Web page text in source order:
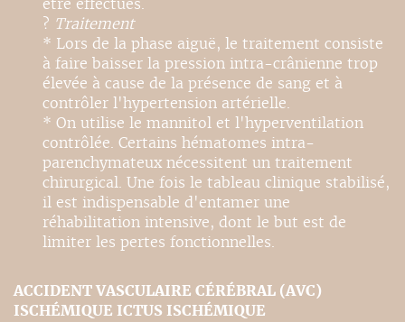
être effectués.
? Traitement
* Lors de la phase aiguë, le traitement consiste
à faire baisser la pression intra-crânienne trop
élevée à cause de la présence de sang et à
contrôler l'hypertension artérielle.
* On utilise le mannitol et l'hyperventilation
contrôlée. Certains hématomes intra-
parenchymateux nécessitent un traitement
chirurgical. Une fois le tableau clinique stabilisé,
il est indispensable d'entamer une
réhabilitation intensive, dont le but est de
limiter les pertes fonctionnelles.
ACCIDENT VASCULAIRE CÉRÉBRAL (AVC)
ISCHÉMIQUE ICTUS ISCHÉMIQUE